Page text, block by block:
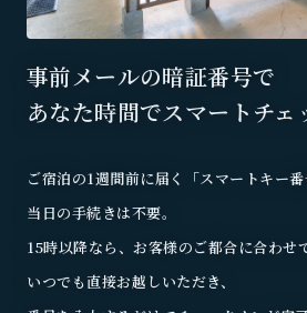
事前メールの暗証番号で
あなた時間でスマートチェ
ご宿泊の1週間前に届く「スマートキー番
当日の手続きは不要。
15時以降なら、お客様のご都合に合わせ
いつでも直接お越しいただき、